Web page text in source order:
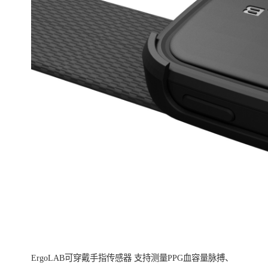
ErgoLAB可穿戴手指传感器 支持测量PPG血容量脉搏、